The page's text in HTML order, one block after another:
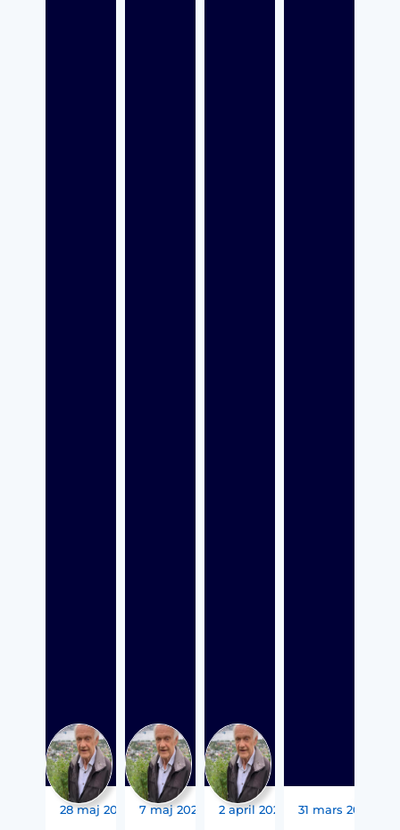
28 maj 2026 7 maj 2026 2 april 2026 31 mars 2026